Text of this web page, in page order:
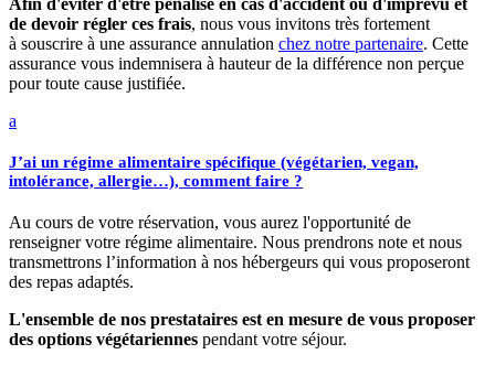
de devoir régler ces frais, nous vous invitons très fortement
à souscrire à une assurance annulation chez notre partenaire. Cette
assurance vous indemnisera à hauteur de la différence non perçue
pour toute cause justifiée.
a
J’ai un régime alimentaire spécifique (végétarien, vegan,
intolérance, allergie…), comment faire ?
Au cours de votre réservation, vous aurez l'opportunité de
renseigner votre régime alimentaire. Nous prendrons note et nous
transmettrons l’information à nos hébergeurs qui vous proposeront
des repas adaptés.
L'ensemble de nos prestataires est en mesure de vous proposer
des options végétariennes pendant votre séjour.